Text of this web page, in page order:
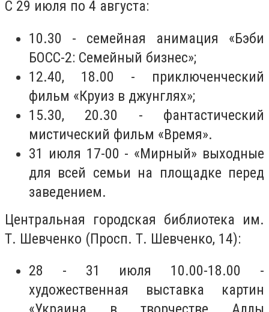
С 29 июля по 4 августа:
10.30 - семейная анимация «Бэби
БОСС-2: Семейный бизнес»;
12.40, 18.00 - приключенческий
фильм «Круиз в джунглях»;
15.30, 20.30 - фантастический
мистический фильм «Время».
31 июля 17-00 - «Мирный» выходные
для всей семьи на площадке перед
заведением.
Центральная городская библиотека им.
Т. Шевченко (Просп. Т. Шевченко, 14):
28 - 31 июля 10.00-18.00 -
художественная выставка картин